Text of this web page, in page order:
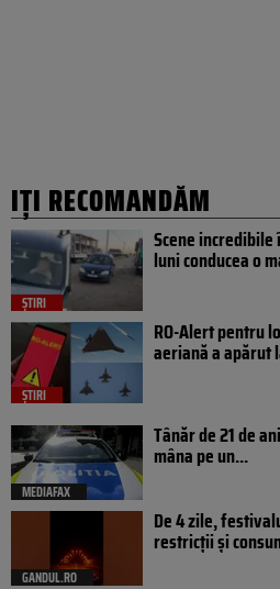
IȚI RECOMANDĂM
ȘTIRI
Scene incredibile
luni conducea o
ȘTIRI
RO-Alert pentru
aeriană a apărut
MEDIAFAX
Tânăr de 21 de
mâna pe un...
GANDUL.RO
De 4 zile,
restricții și